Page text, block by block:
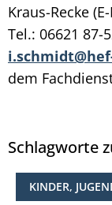
Kraus-Recke
Tel.: 06621 87-
dem
Schlagworte
KINDER,